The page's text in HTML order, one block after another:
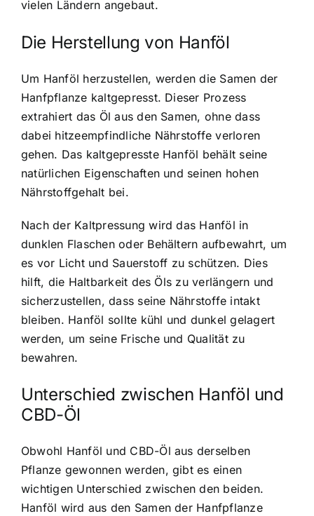
vielen Ländern angebaut.
Die Herstellung von Hanföl
Um Hanföl herzustellen, werden die Samen der
Hanfpflanze kaltgepresst. Dieser Prozess
extrahiert das Öl aus den Samen, ohne dass
dabei hitzeempfindliche Nährstoffe verloren
gehen. Das kaltgepresste Hanföl behält seine
natürlichen Eigenschaften und seinen hohen
Nährstoffgehalt bei.
Nach der Kaltpressung wird das Hanföl in
dunklen Flaschen oder Behältern aufbewahrt, um
es vor Licht und Sauerstoff zu schützen. Dies
hilft, die Haltbarkeit des Öls zu verlängern und
sicherzustellen, dass seine Nährstoffe intakt
bleiben. Hanföl sollte kühl und dunkel gelagert
werden, um seine Frische und Qualität zu
bewahren.
Unterschied zwischen Hanföl und
CBD-Öl
Obwohl Hanföl und CBD-Öl aus derselben
Pflanze gewonnen werden, gibt es einen
wichtigen Unterschied zwischen den beiden.
Hanföl wird aus den Samen der Hanfpflanze